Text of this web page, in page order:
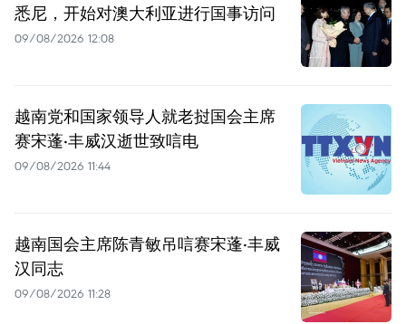
悉尼，开始对澳大利亚进行国事访问
09/08/2026 12:08
越南党和国家领导人就老挝国会主席
赛宋蓬·丰威汉逝世致唁电
09/08/2026 11:44
越南国会主席陈青敏吊唁赛宋蓬·丰威
汉同志
09/08/2026 11:28